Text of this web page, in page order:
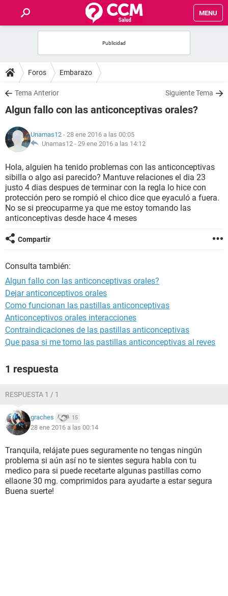
MENU
FOROS
SALUD
FAMILIA
NUTRICIÓN
BIENESTAR
SEXUALIDAD
GLOSARIO
Foros Embarazo
Tema Anterior Siguiente Tema
Algun fallo con las anticonceptivas orales?
Unamas12 - 28 ene 2016 a las 00:05
Unamas12 - 29 ene 2016 a las 14:12
Hola, alguien ha tenido problemas con las anticonceptivas
sibilla o algo asi parecido? Mantuve relaciones el dia 23
justo 4 dias despues de terminar con la regla lo hice con
protección pero se rompió el chico dice que eyaculó a fuera.
No se si preocuparme ya que me estoy tomando las
anticonceptivas desde hace 4 meses
Compartir
Consulta también:
Algun fallo con las anticonceptivas orales?
Dejar anticonceptivos orales
Como funcionan las pastillas anticonceptivas
Anticonceptivos orales interacciones
Contraindicaciones de las pastillas anticonceptivas
Que pasa si me tomo las pastillas anticonceptivas al reves
1 respuesta
RESPUESTA 1 / 1
graches 15
28 ene 2016 a las 00:14
Tranquila, relájate pues seguramente no tengas ningún
problema si aún así no te sientes segura habla con tu
medico para si puede recetarte algunas pastillas como
ellaone 30 mg. comprimidos para ayudarte a estar segura
Buena suerte!